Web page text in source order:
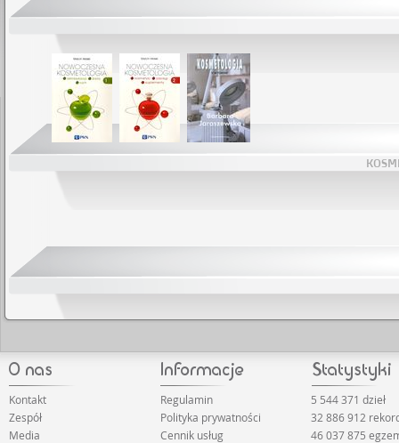
Kontakt
Zespół
Media
Regulamin
Polityka prywatności
Cennik usług
5 544 371 dzieł
32 886 912
46 037 875